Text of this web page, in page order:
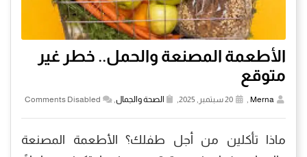
الأطعمة المصنعة والحمل.. خطر غير
متوقع
Merna
, الصحة والجمال,
Comments Disabled
ماذا تأكلين من أجل طفلك؟ الأطعمة المصنعة